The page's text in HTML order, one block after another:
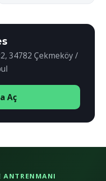
34782 Çekmeköy /
Aç
ANTRENMANI